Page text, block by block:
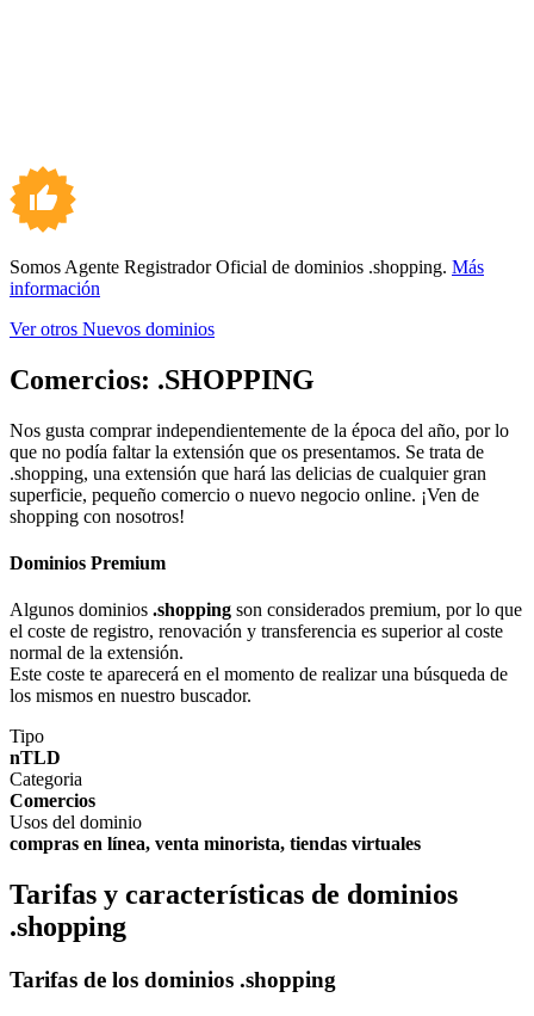
Somos Agente Registrador Oficial de dominios .shopping. Más
información
Ver otros Nuevos dominios
Comercios: .SHOPPING
Nos gusta comprar independientemente de la época del año, por lo
que no podía faltar la extensión que os presentamos. Se trata de
.shopping, una extensión que hará las delicias de cualquier gran
superficie, pequeño comercio o nuevo negocio online. ¡Ven de
shopping con nosotros!
Dominios Premium
Algunos dominios .shopping son considerados premium, por lo que
el coste de registro, renovación y transferencia es superior al coste
normal de la extensión.
Este coste te aparecerá en el momento de realizar una búsqueda de
los mismos en nuestro buscador.
Tipo
nTLD
Categoria
Comercios
Usos del dominio
compras en línea, venta minorista, tiendas virtuales
Tarifas y características de dominios
.shopping
Tarifas de los dominios .shopping